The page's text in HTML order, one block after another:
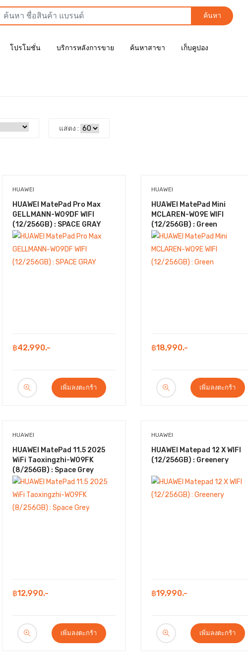
ค้นหา
โปรโมชั่น บริการหลังการขาย ค้นหาสาขา เก็บคูปอง
แสดง :
HUAWEI
HUAWEI MatePad Pro Max
GELLMANN-W09DF WIFI
(12/256GB) : SPACE GRAY
฿42,990.-
เพิ่มลงตะกร้า
HUAWEI
HUAWEI MatePad Mini
MCLAREN-W09E WIFI
(12/256GB) : Green
฿18,990.-
เพิ่มลงตะกร้า
HUAWEI
HUAWEI MatePad 11.5 2025
WiFi Taoxingzhi-W09FK
(8/256GB) : Space Grey
฿12,990.-
เพิ่มลงตะกร้า
HUAWEI
HUAWEI Matepad 12 X WIFI
(12/256GB) : Greenery
฿19,990.-
เพิ่มลงตะกร้า